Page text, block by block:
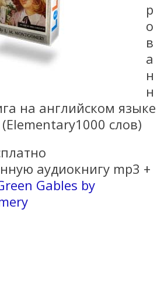
р
о
в
а
н
н
на английском языке
слов)
аудиокнигу mp3 +
Gables by